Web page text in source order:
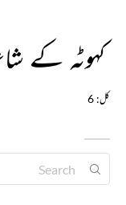
کہوٹہ کے
کل: 6